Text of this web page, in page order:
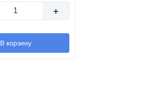
+
В корзину